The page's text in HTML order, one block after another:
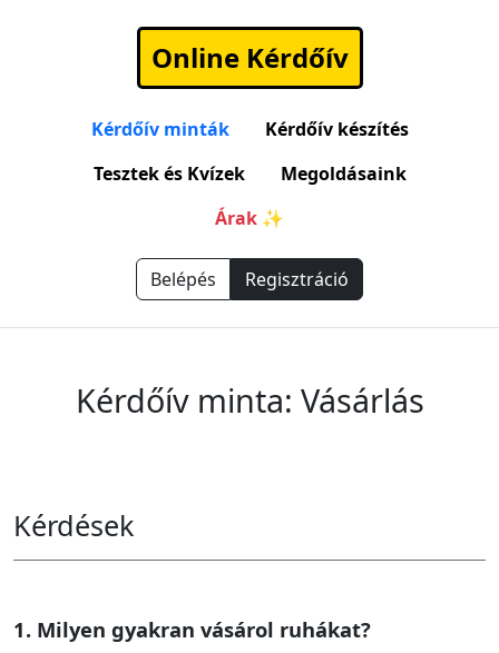
Online Kérdőív
Kérdőív minták
Kérdőív készítés
Tesztek és Kvízek
Megoldásaink
Árak ✨
Belépés Regisztráció
Kérdőív minta: Vásárlás
Kérdések
1. Milyen gyakran vásárol ruhákat?